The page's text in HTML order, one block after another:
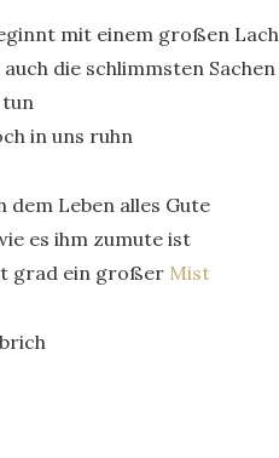
mit einem großen
die schlimmsten Sachen
in uns ruhn
dem Leben alles Gute
es ihm zumute ist
grad ein großer Mist